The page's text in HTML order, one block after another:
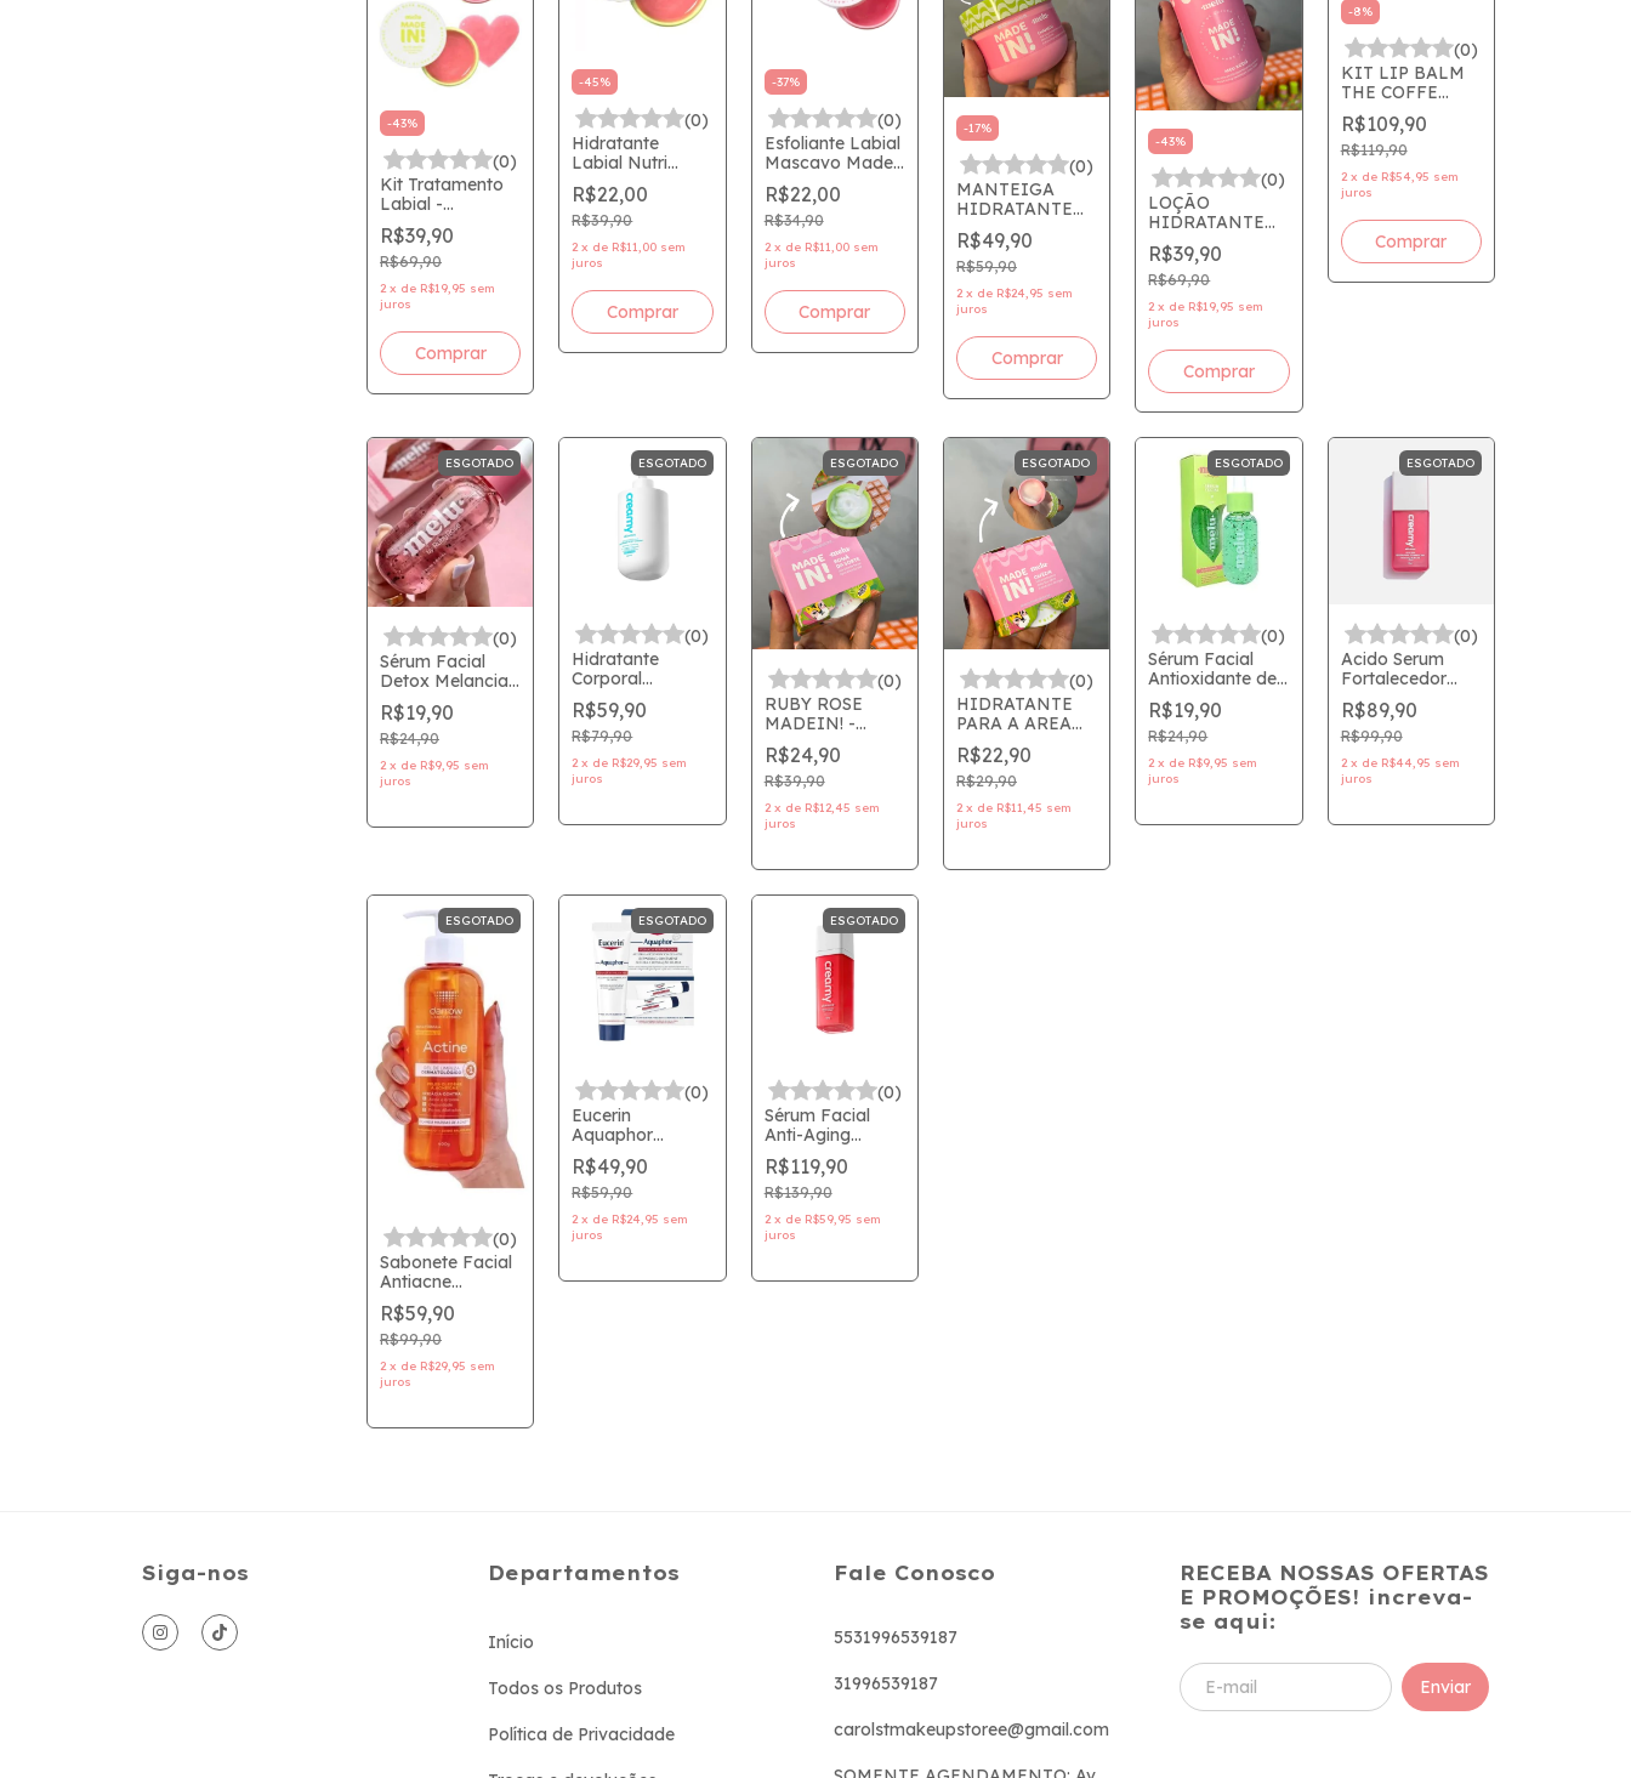
-43%
(0)
Kit Tratamento
Labial -
Esfoliante
Mascavo +
Hidratante Nutri
Karite - Made In
- Madein - MELU
R$39,90
R$69,90
2 x de R$19,95 sem
juros
-45%
(0)
Hidratante
Labial Nutri
Karité Made In! -
MADEIN Melu
by Ruby Rose
R$22,00
R$39,90
2 x de R$11,00 sem
juros
-37%
(0)
Esfoliante Labial
Mascavo Made
In! MADEIN -
Melu by Ruby
Rose
R$22,00
R$34,90
2 x de R$11,00 sem
juros
-17%
(0)
MANTEIGA
HIDRATANTE
CORPORAL
DESODORANTE
MADE IN
RRB5001 -
MELU - RUBY
R$49,90
R$59,90
2 x de R$24,95 sem
juros
-43%
(0)
LOÇÃO
HIDRATANTE
DESODORANTE
CORPORAL
MADE IN MEU
RRB5000 -
MELU - RUBY
R$39,90
R$69,90
2 x de R$19,95 sem
juros
-8%
(0)
KIT LIP BALM
THE COFFE
COLLECTION -
CREAMY
R$109,90
R$119,90
2 x de R$54,95 sem
juros
ESGOTADO
(0)
Sérum Facial
Detox Melancia -
Melu - 30ml -
Ruby Rose
R$19,90
R$24,90
2 x de R$9,95 sem
juros
ESGOTADO
(0)
Hidratante
Corporal
Ceramide Body
Cream - 400ml
CREAMY
R$59,90
R$79,90
2 x de R$29,95 sem
juros
ESGOTADO
(0)
RUBY ROSE
MADEIN! -
HIDRATANTE
FACIAL ROMA
DA SORTE
MADE IN
RRS3500 -
R$24,90
R$39,90
2 x de R$12,45 sem
juros
ESGOTADO
(0)
HIDRATANTE
PARA A AREA
DOS OLHOS
CAFEZIN MADE
IN RRE2800 -
MELU - RUBY
ROSE MADEIN!
R$22,90
R$29,90
2 x de R$11,45 sem
juros
ESGOTADO
(0)
Sérum Facial
Antioxidante de
Kiwi - MELU -
KIWI - RR-
4000-1 - ruby
rose
R$19,90
R$24,90
2 x de R$9,95 sem
juros
ESGOTADO
(0)
Acido Serum
Fortalecedor
Antioleosidade
Clareador de
Acne -
Niacinamide B -
Creamy
R$89,90
R$99,90
2 x de R$44,95 sem
juros
ESGOTADO
(0)
Sabonete Facial
Antiacne
Antioleosidade
Darrow - Actine
Sabonete
Líquido 400ml
R$59,90
R$99,90
2 x de R$29,95 sem
juros
ESGOTADO
(0)
Eucerin
Aquaphor
Pomada
Reparadora 2
Unidades de 9g
cada
R$49,90
R$59,90
2 x de R$24,95 sem
juros
ESGOTADO
(0)
Sérum Facial
Anti-Aging
Retinal 30g -
Rejuvelhecedor -
Combate as
Rugas - Creamy
R$119,90
R$139,90
2 x de R$59,95 sem
juros
Siga-nos Departamentos
Início
Todos os Produtos
Política de Privacidade
Fale Conosco
5531996539187
31996539187
carolstmakeupstoree@gmail.com
RECEBA NOSSAS OFERTAS
E PROMOÇÕES! increva-
se aqui: